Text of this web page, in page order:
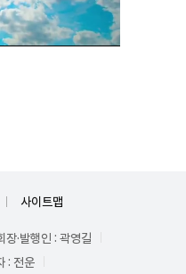
사이트맵
장·발행인 : 곽영길
: 전운